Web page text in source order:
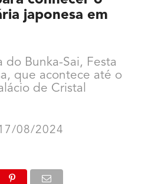
japonesa em
do Bunka-Sai, Festa
que acontece até o
de Cristal
08/2024